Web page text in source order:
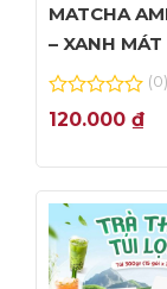
MATCHA
– XANH
NHÌN ĐẦU
0
out
5
(0)
120.000 ₫